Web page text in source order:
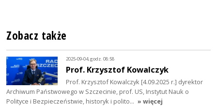
Zobacz także
2025-09-04, godz. 08:58
Prof. Krzysztof Kowalczyk
Prof. Krzysztof Kowalczyk [4.09.2025 r.] dyrektor
Archiwum Państwowego w Szczecinie, prof. US, Instytut Nauk o
Polityce i Bezpieczeństwie, historyk i polito… » więcej